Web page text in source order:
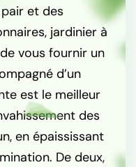
et des
jardinier à
vous fournir un
d’un
est le meilleur
des
en épaississant
De deux,